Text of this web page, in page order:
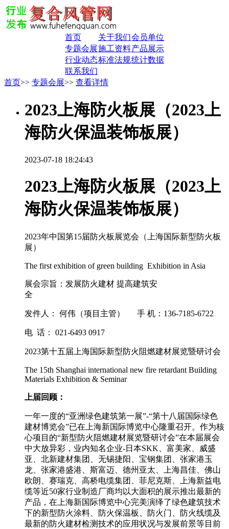
首页 关于我们会员单位
专题会展施工资料产品展示
行业动态标准法规统计数据
联系我们
首页>> 专题会展>> 查看详情
2023上海防火板展（2023上
海防火保温装饰板展）
2023-07-18 18:24:43
2023上海防火板展（2023上
海防火保温装饰板展）
2023年中国第15届防火板展览会（上海国际新型防火板
展）
The first exhibition of green building Exhibition in Asia
展会宗旨：发展防火建材 提高建筑安
全
发件人： 何伟（项目主管） 手 机：136-7185-6722
电 话： 021-6493 0917
2023第十五届上海国际新型防火阻燃建材展览暨研讨会
The 15th Shanghai international new fire retardant Building
Materials Exhibition & Seminar
上届回顾：
一年一度的“亚洲绿色建筑第一展”-“第十八届国际绿色
建材博览会”已在上海新国际博览中心隆重召开。作为核
心项目的“新型防火阻燃建材展览暨研讨会”在本届展会
中大放异彩，业内知名企业-日本SKK、富美家、威盛
亚、北新建材集团、无锡捷阳、宝钢集团、张家港玉
龙、张家港盛港、斯富迈、德州亚太、上海昌佳、佛山
欧朗、赛瑞克、高桥电缆集团、菲尼克斯、上海新益电
缆等近50家行业制造厂商均以大面积的展示推出最新的
产品，在上海新国际博览中心完美演绎了绿色建筑技术
下的新型防火涂料、防火保温板、防火门、防火线缆及
最新的防火建材检测技术的应用状况与发展前景等目前